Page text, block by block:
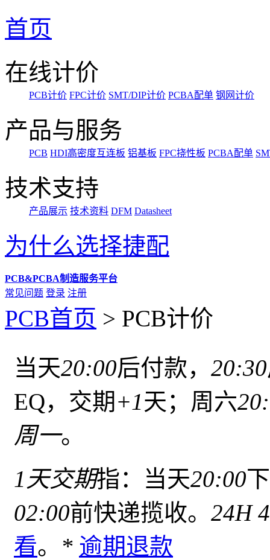
首页
在线计价
PCB计价 FPC计价 SMT/DIP计价 PCBA配单 钢网计价
产品与服务
PCB HDI高密度互连板 铝基板 FPC挠性板 PCBA配单
技术支持
产品展示 技术资料 DFM Datasheet
为什么选择捷配
PCB&PCBA制造服务平台
常见问题 登录 注册
PCB首页 > PCB计价
当天20:00后付款， 20:30
EQ，交期 +1天；周六
周一。
1天交期指：当天20:00
02:00前快递揽收。 24H
看。 * 逾期退款